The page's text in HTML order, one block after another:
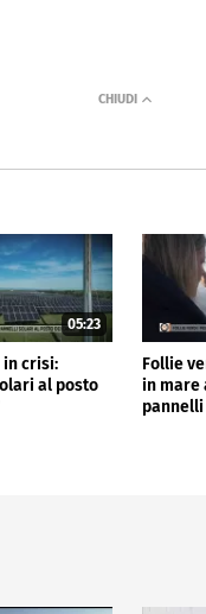
05:23
crisi:
al posto
Follie
in mare